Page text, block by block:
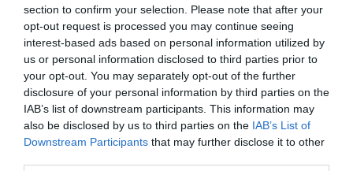
section to confirm your selection. Please note that after your
opt-out request is processed you may continue seeing
interest-based ads based on personal information utilized by
us or personal information disclosed to third parties prior to
your opt-out. You may separately opt-out of the further
disclosure of your personal information by third parties on the
IAB’s list of downstream participants. This information may
also be disclosed by us to third parties on the IAB’s List of
Downstream Participants that may further disclose it to other
Μια χορογραφία με θέμα που επιστρέφει στα βασικά,
στην αρχή, στη φύση με την υποβλητική μουσική και
τα φωνητικά μιας επίσης άξιας συγχαρητηρίων ομάδας
μουσικών. Στη δεύτερη χορογραφία (του Ράσελ
Μάλιφαντ, με τίτλο «Here & After») η Γκιλέμ ερμηνεύει
με την Ιταλίδα χορεύτρια Εμμανουέλα Μοντανάρι, σε
ένα ντουέτο αρμονίας και χάρης. Στην τρίτη
χορογραφία η Συλβί Γκυλέμ μας άφησε να
απολαύσουμε τον τέλειο συγχρονισμό ενός ανδρικού,